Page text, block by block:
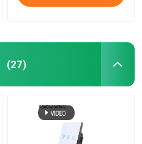
(27)